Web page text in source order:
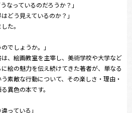
なっているのだろうか？」
どう見えているのか？」
た。
でしょうか。」
、絵画教室を主宰し、美術学校や大学など
絵の魅力を伝え続けてきた著者が、単なる
素敵な行動について、その楽しさ・理由・
異色の本です。
っている」